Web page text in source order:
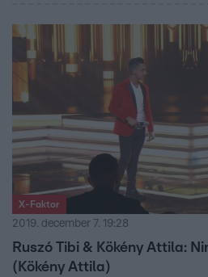
X-Faktor
2019. december 7. 19:28
Ruszó Tibi & Kökény Attila:
(Kökény Attila)